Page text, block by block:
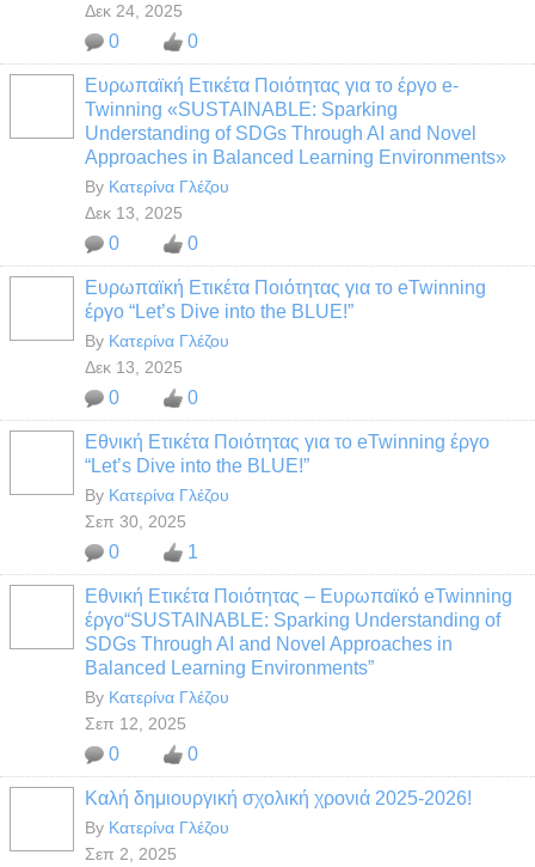
Δεκ 24, 2025
0 0
Ευρωπαϊκή Ετικέτα Ποιότητας για το έργο e-
Twinning «SUSTAINABLE: Sparking
Understanding of SDGs Through AI and Novel
Approaches in Balanced Learning Environments»
By Κατερίνα Γλέζου
Δεκ 13, 2025
0 0
Ευρωπαϊκή Ετικέτα Ποιότητας για το eTwinning
έργο “Let’s Dive into the BLUE!”
By Κατερίνα Γλέζου
Δεκ 13, 2025
0 0
Εθνική Ετικέτα Ποιότητας για το eTwinning έργο
“Let’s Dive into the BLUE!”
By Κατερίνα Γλέζου
Σεπ 30, 2025
0 1
Εθνική Ετικέτα Ποιότητας – Ευρωπαϊκό eTwinning
έργο“SUSTAINABLE: Sparking Understanding of
SDGs Through AI and Novel Approaches in
Balanced Learning Environments”
By Κατερίνα Γλέζου
Σεπ 12, 2025
0 0
Καλή δημιουργική σχολική χρονιά 2025-2026!
By Κατερίνα Γλέζου
Σεπ 2, 2025